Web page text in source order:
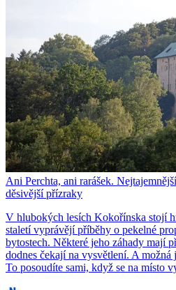
Ani Perchta, ani rarášek.
děsivější přízraky
V hlubokých lesích Kokořínska stojí
staletí vyprávějí příběhy o pekelné
bytostech. Některé jeho záhady mají
dodnes čekají na vysvětlení. A
To posoudíte sami, když se na místo